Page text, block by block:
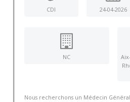
CDI 24-04-2026
NC
Nous recherchons un Médecin